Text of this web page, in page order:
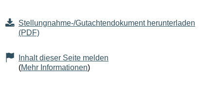
Stellungnahme-/Gutachtendokument herunterladen
(PDF)
Inhalt dieser Seite melden
(Mehr Informationen)